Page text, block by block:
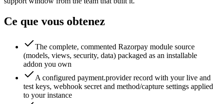
Ce que vous obtenez
The complete, commented Razorpay module source
(models, views, security, data) packaged as an installable
addon you own
A configured payment.provider record with your live and
test keys, webhook secret and method/capture settings applied
to your instance